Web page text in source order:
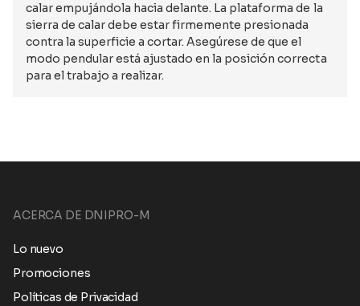
calar empujándola hacia delante. La plataforma de la
sierra de calar debe estar firmemente presionada
contra la superficie a cortar. Asegúrese de que el
modo pendular está ajustado en la posición correcta
para el trabajo a realizar.
ACERCA DE DNIPRO-M
Lo nuevo
Promociones
Políticas de Privacidad